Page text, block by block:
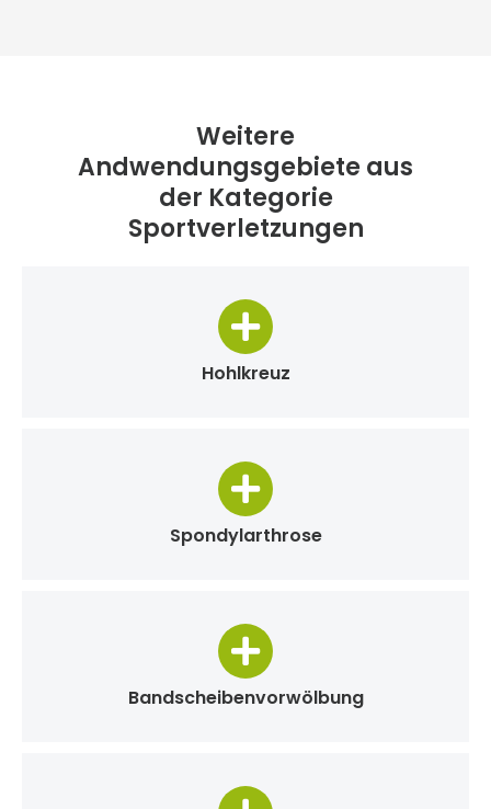
Weitere
Andwendungsgebiete aus
der Kategorie
Sportverletzungen
Hohlkreuz
Spondylarthrose
Bandscheibenvorwölbung